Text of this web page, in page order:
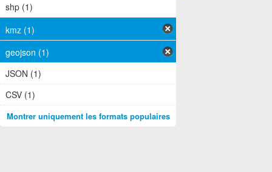
shp (1)
kmz (1)
geojson (1)
JSON (1)
CSV (1)
Montrer uniquement les formats populaires